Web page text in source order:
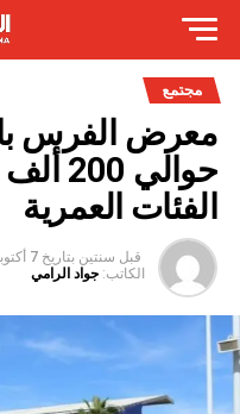
مجتمع
معرض الفرس
الفئات العمرية
قبل سنتين بتاريخ 7 أكتوبر 2024
الكاتب: جواد الرامي